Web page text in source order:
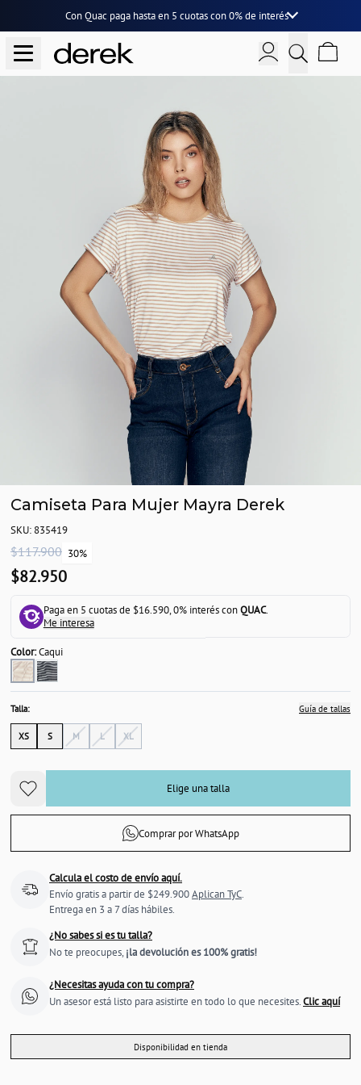
Con Quac paga hasta en 5 cuotascon0% de interés
Camiseta Para Mujer Mayra Derek
SKU: 835419
$117.900 30%
$82.950
Paga en 5 cuotas de $16.590, 0% interés conQUAC.
Me interesa
Color:Caqui
Talla: Guía de tallas
XS S M L XL
Elige una talla
Comprar por WhatsApp
Calcula el costo de envío aquí.
Envío gratis a partir de $249.900Aplican TyC.
Entrega en 3 a 7 días hábiles.
¿No sabes si es tu talla?
No te preocupes, ¡la devolución es 100% gratis!
¿Necesitas ayuda con tu compra?
Un asesor está listo para asistirte en todo lo que necesites.Clic aquí
Disponibilidad en tienda